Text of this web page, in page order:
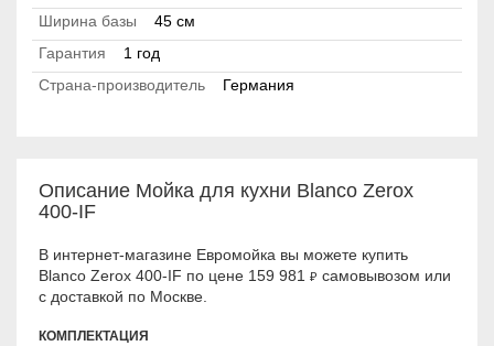
Ширина базы
45 см
Гарантия
1 год
Страна-производитель
Германия
Описание Мойка для кухни Blanco Zerox
400-IF
В интернет-магазине Евромойка вы можете купить
Blanco Zerox 400-IF по цене 159 981 ₽ самовывозом или
с доставкой по Москве.
КОМПЛЕКТАЦИЯ